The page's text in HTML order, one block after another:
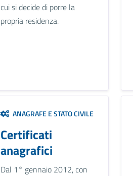
cui si decide di porre la
propria residenza.
ANAGRAFE E STATO CIVILE
Certificati
anagrafici
Dal 1° gennaio 2012, con